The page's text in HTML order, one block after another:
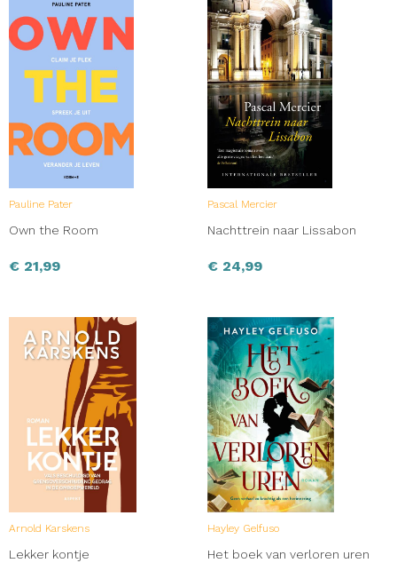
Pauline Pater
Own the Room
€ 21,99
Pascal Mercier
Nachttrein naar Lissabon
€ 24,99
Arnold Karskens
Lekker kontje
Hayley Gelfuso
Het boek van verloren uren